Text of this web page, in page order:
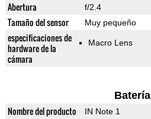
Abertura f/2.4
Tamaño del sensor Muy pequeño
especificaciones de
hardware de la
cámara
Macro Lens
Batería
Nombre del producto IN Note 1